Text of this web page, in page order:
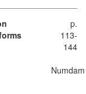
p.
113-
144
Numdam